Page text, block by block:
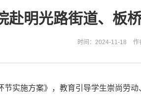
赴明光路街道、板
时间：2024-11-18 作
实施方案》，教育引导学生崇尚劳